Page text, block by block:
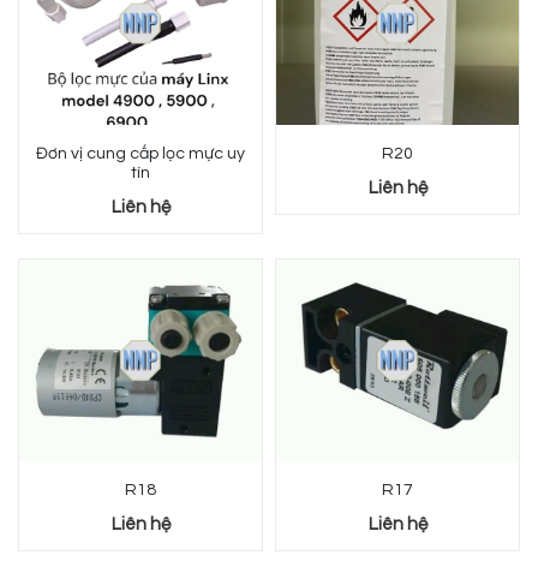
Đơn vị cung cấp lọc mực uy
tín
Liên hệ
R20
Liên hệ
R18
Liên hệ
R17
Liên hệ